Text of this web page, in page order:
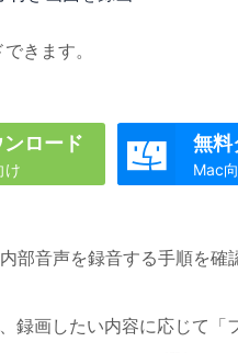
きます。
ロード
け  無料
Mac
音声を録音する手順を確
録画したい内容に応じて「